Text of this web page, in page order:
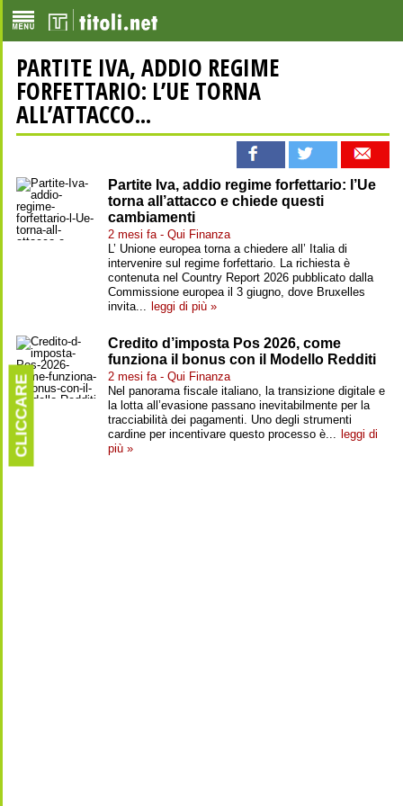
PARTITE IVA, ADDIO REGIME
FORFETTARIO: L’UE TORNA
ALL’ATTACCO...
Partite Iva, addio regime forfettario: l’Ue
torna all’attacco e chiede questi
cambiamenti
2 mesi fa - Qui Finanza
L’ Unione europea torna a chiedere all’ Italia di
intervenire sul regime forfettario. La richiesta è
contenuta nel Country Report 2026 pubblicato dalla
Commissione europea il 3 giugno, dove Bruxelles
invita... leggi di più »
Credito d’imposta Pos 2026, come
funziona il bonus con il Modello Redditi
2 mesi fa - Qui Finanza
Nel panorama fiscale italiano, la transizione digitale e
la lotta all’evasione passano inevitabilmente per la
tracciabilità dei pagamenti. Uno degli strumenti
cardine per incentivare questo processo è... leggi di
più »
CLICCARE